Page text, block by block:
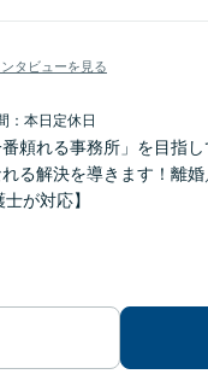
ンタビューを見る
：本日定休日
番頼れる事務所」を目指
る解決を導きます！離
が対応】